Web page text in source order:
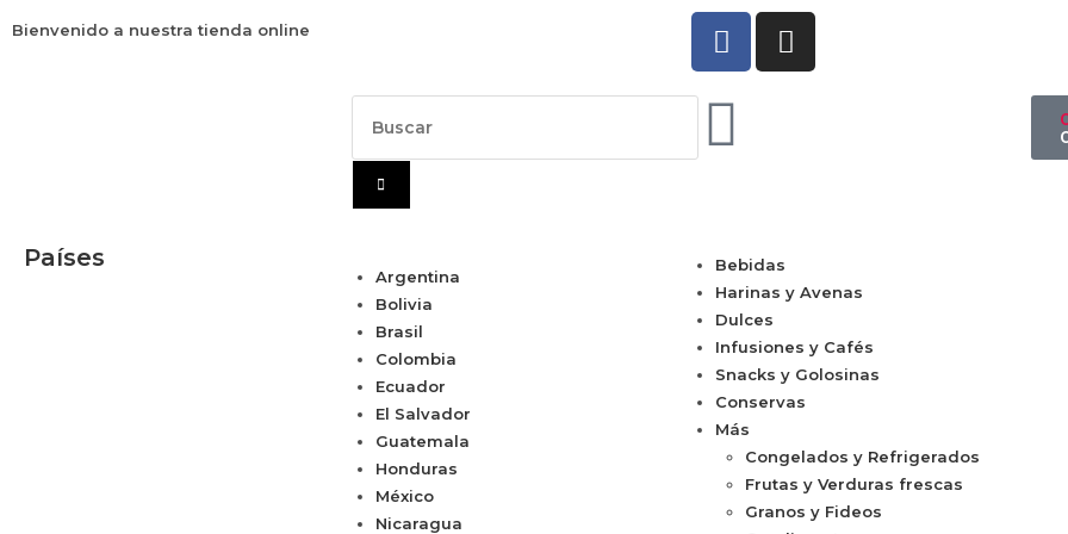
Bienvenido a nuestra tienda online
Países
Argentina
Bolivia
Brasil
Colombia
Ecuador
El Salvador
Guatemala
Honduras
México
Nicaragua
Bebidas
Harinas y Avenas
Dulces
Infusiones y Cafés
Snacks y Golosinas
Conservas
Más
Congelados y Refrigerados
Frutas y Verduras frescas
Granos y Fideos